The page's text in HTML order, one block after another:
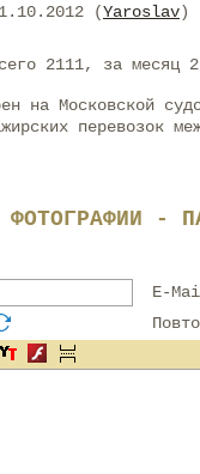
(Yaroslav)
2111, за месяц
на Московской
перевозок
ФОТОГРАФИИ -
E-